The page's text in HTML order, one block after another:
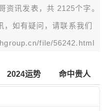
资讯 发表，共 2125个字。
，如有疑问，请联系我们
file/56242.html
2024运势 命中贵人